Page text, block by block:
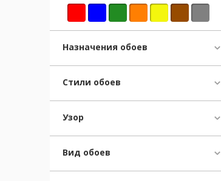
Личный кабинет
Москва (сменить город)
Заказать обратный звонок
Назначения обоев
Стили обоев
Узор
Вид обоев